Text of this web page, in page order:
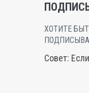
ХОТИТЕ
Совет: